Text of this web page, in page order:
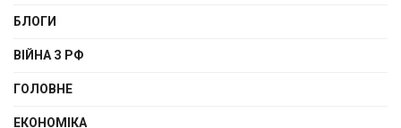
БЛОГИ
ВІЙНА З РФ
ГОЛОВНЕ
ЕКОНОМІКА